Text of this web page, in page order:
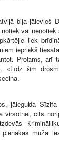
bija jāievieš
vai
tiek
iepriekš
Protams, arī
«Līdz šim
jāiegulda
virsotnei, cits
mūža